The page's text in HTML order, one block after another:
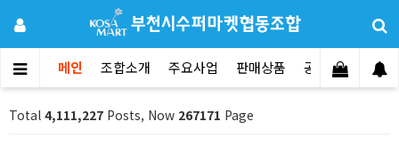
메인 조합소개 주요사업 판매상품 공지사항 문
Total 4,111,227 Posts, Now 267171 Page